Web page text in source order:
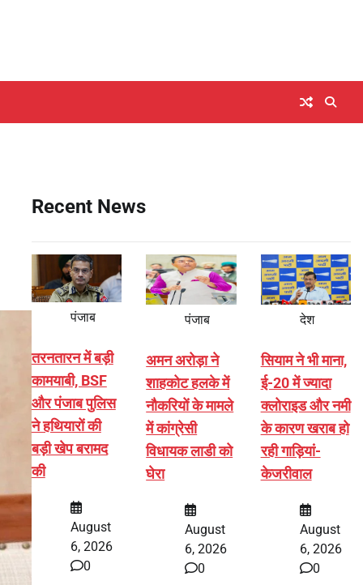
Recent News
पंजाब
तरनतारन में बड़ी
कामयाबी, BSF
और पंजाब पुलिस
ने हथियारों की
बड़ी खेप बरामद
की
August
6, 2026
0
पंजाब
अमन अरोड़ा ने
शाहकोट हलके में
नौकरियों के मामले
में कांग्रेसी
विधायक लाडी को
घेरा
August
6, 2026
0
देश
सियाम ने भी माना,
ई-20 में ज्यादा
क्लोराइड और नमी
के कारण खराब हो
रही गाड़ियां-
केजरीवाल
August
6, 2026
0